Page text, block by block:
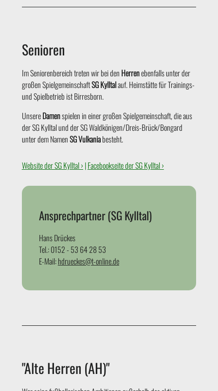
Senioren
Im Seniorenbereich treten wir bei den Herrenebenfalls unter der
großen SpielgemeinschaftSG Kylltalauf.Heimstätte für Trainings-
und Spielbetrieb ist Birresborn.
UnsereDamenspielen in einer großen Spielgemeinschaft, die aus
der SG Kylltal und der SG Waldkönigen/Dreis-Brück/Bongard
unter dem NamenSG Vulkaniabesteht.
Website der SG Kylltal ›|Facebookseite der SG Kylltal ›
Ansprechpartner (SG Kylltal)
Hans Drückes
Tel.: 0152 - 53 64 28 53
E-Mail:hdrueckes@t-online.de
"Alte Herren (AH)"